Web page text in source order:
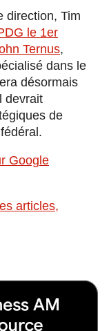
direction, Tim
le 1er
Ternus,
dans le
désormais
devrait
de
Google
articles,